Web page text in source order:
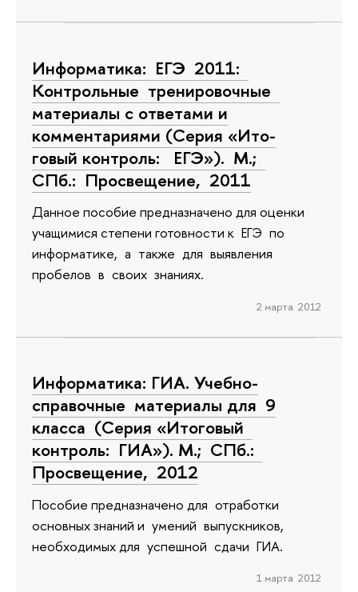
Информатика: ЕГЭ 2011:
Контрольные тренировочные
материалы с ответами и
комментариями (Серия «Ито­
говый контроль: ЕГЭ»). М.;
СПб.: Просвещение, 2011
Данное пособие предназначено для оценки
учащимися степени го­товности к ЕГЭ по
информатике, а также для выявления
пробелов в своих знаниях.
2 марта 2012
Информатика: ГИА. Учебно-
справочные материалы для 9
класса (Серия «Итоговый
контроль: ГИА»). М.; СПб.:
Просвещение, 2012
Пособие предназначено для отработки
основных знаний и умений выпускников,
необходимых для успешной сдачи ГИА.
1 марта 2012